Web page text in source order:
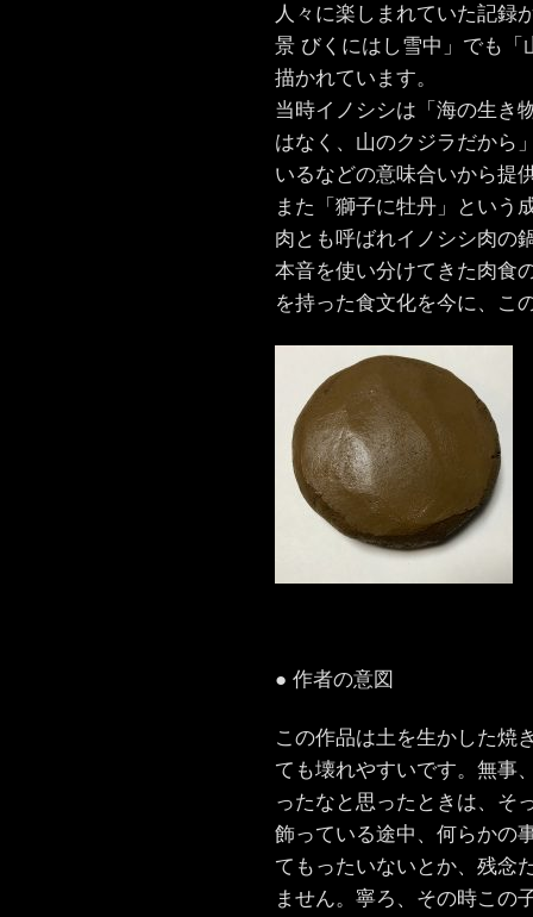
人々に楽しまれていた記録
景 びくにはし雪中」でも
描かれています。
当時イノシシは「海の生き
はなく、山のクジラだから
いるなどの意味合いから提
また「獅子に牡丹」という
肉とも呼ばれイノシシ肉の
本音を使い分けてきた肉食
を持った食文化を今に、こ
● 作者の意図
この作品は土を生かした焼
ても壊れやすいです。無事
ったなと思ったときは、そ
飾っている途中、何らかの
てもったいないとか、残念
ません。寧ろ、その時この